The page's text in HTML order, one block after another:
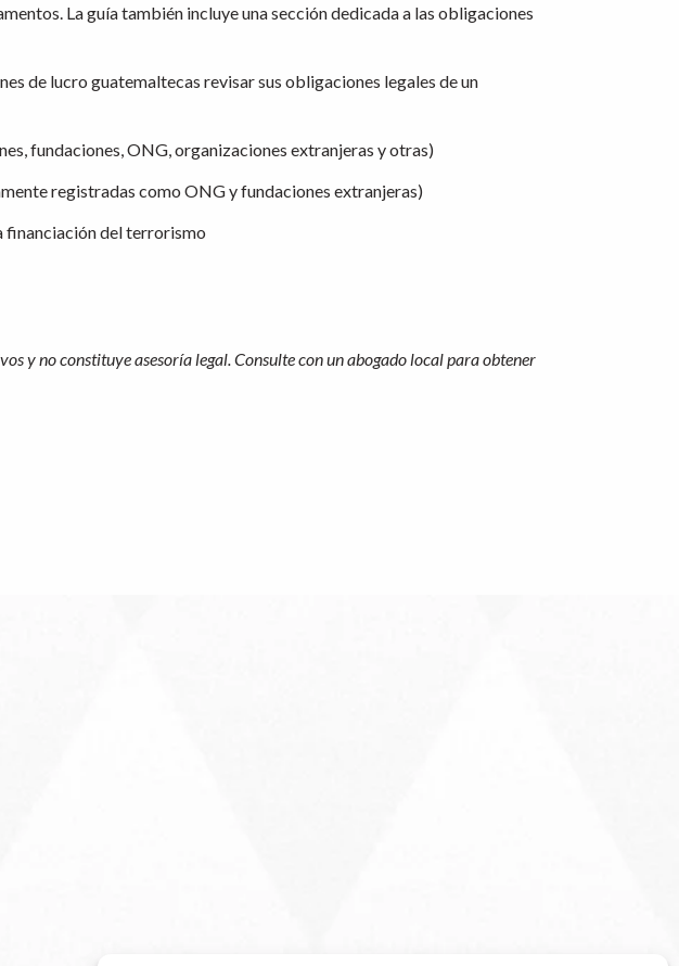
La guía también incluye una sección dedicada a las obligaciones
de lucro guatemaltecas revisar sus obligaciones legales de un
fundaciones, ONG, organizaciones extranjeras y otras)
registradas como ONG y fundaciones extranjeras)
financiación del terrorismo
y no constituye asesoría legal. Consulte con un abogado local para obtener